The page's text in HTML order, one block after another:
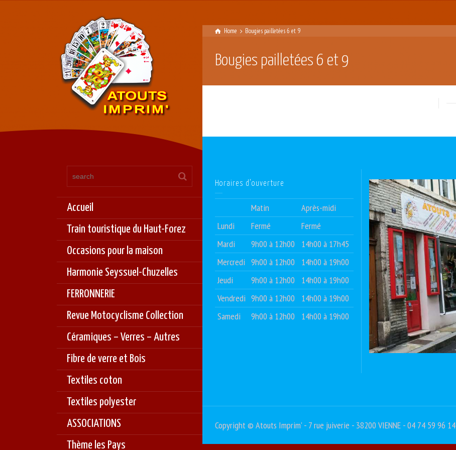
Accueil
Train touristique du Haut-Forez
Occasions pour la maison
Harmonie Seyssuel-Chuzelles
FERRONNERIE
Revue Motocyclisme Collection
Céramiques – Verres – Autres
Fibre de verre et Bois
Textiles coton
Textiles polyester
ASSOCIATIONS
Thème les Pays
Home Bougies pailletées 6 et 9
Bougies pailletées 6 et 9
Horaires d’ouverture
Matin
Après-midi
Lundi
Fermé
Fermé
Mardi
9h00 à 12h00
14h00 à 17h45
Mercredi 9h00 à 12h00
14h00 à 19h00
Jeudi
9h00 à 12h00
14h00 à 19h00
Vendredi 9h00 à 12h00
14h00 à 19h00
Samedi
9h00 à 12h00 14h00 à 19h00
Copyright © Atouts Imprim' - 7 rue juiverie - 38200 VIENNE - 04 74 59 96 14